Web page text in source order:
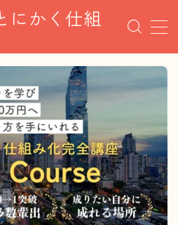
にかく仕組